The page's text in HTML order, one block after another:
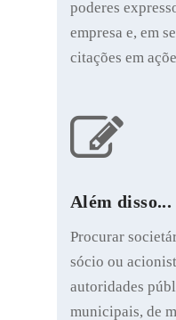
poderes
empresa e, em
citações em
Além disso...
Procurar
sócio ou
autoridades
municipais, de